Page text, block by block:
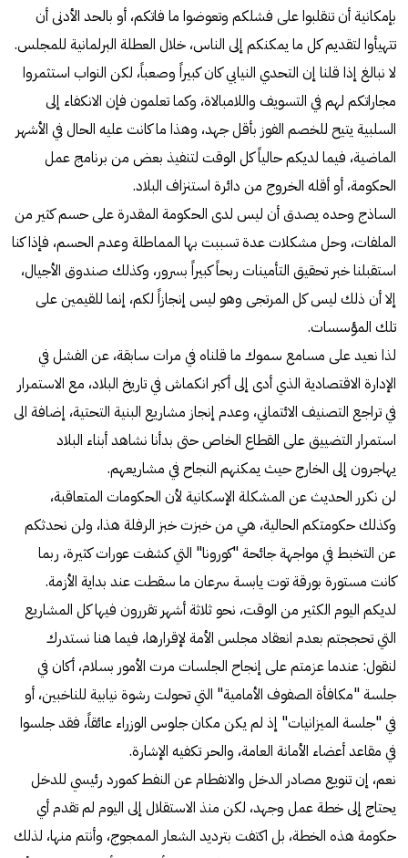
بإمكانية أن تنقلبوا على فشلكم وتعوضوا ما فاتكم، أو بالحد الأدنى أن
تتهيأوا لتقديم كل ما يمكنكم إلى الناس، خلال العطلة البرلمانية للمجلس.
لا نبالغ إذا قلنا إن التحدي النيابي كان كبيراً وصعباً، لكن النواب استثمروا
مجاراتكم لهم في التسويف واللامبالاة، وكما تعلمون فإن الانكفاء إلى
السلبية يتيح للخصم الفوز بأقل جهد، وهذا ما كانت عليه الحال في الأشهر
الماضية، فيما لديكم حالياً كل الوقت لتنفيذ بعض من برنامج عمل
الحكومة، أو أقله الخروج من دائرة استنزاف البلاد.
الساذج وحده يصدق أن ليس لدى الحكومة المقدرة على حسم كثير من
الملفات، وحل مشكلات عدة تسببت بها المماطلة وعدم الحسم، فإذا كنا
استقبلنا خبر تحقيق التأمينات ربحاً كبيراً بسرور، وكذلك صندوق الأجيال،
إلا أن ذلك ليس كل المرتجى وهو ليس إنجازاً لكم، إنما للقيمين على
تلك المؤسسات.
لذا نعيد على مسامع سموك ما قلناه في مرات سابقة، عن الفشل في
الإدارة الاقتصادية الذي أدى إلى أكبر انكماش في تاريخ البلاد، مع الاستمرار
في تراجع التصنيف الائتماني، وعدم إنجاز مشاريع البنية التحتية، إضافة الى
استمرار التضييق على القطاع الخاص حتى بدأنا نشاهد أبناء البلاد
يهاجرون إلى الخارج حيث يمكنهم النجاح في مشاريعهم.
لن نكرر الحديث عن المشكلة الإسكانية لأن الحكومات المتعاقبة،
وكذلك حكومتكم الحالية، هي من خبزت خبز الرفلة هذا، ولن نحدثكم
عن التخبط في مواجهة جائحة "كورونا" التي كشفت عورات كثيرة، ربما
كانت مستورة بورقة توت يابسة سرعان ما سقطت عند بداية الأزمة.
لديكم اليوم الكثير من الوقت، نحو ثلاثة أشهر تقررون فيها كل المشاريع
التي تحججتم بعدم انعقاد مجلس الأمة لإقرارها، فيما هنا نستدرك
لنقول: عندما عزمتم على إنجاح الجلسات مرت الأمور بسلام، أكان في
جلسة "مكافأة الصفوف الأمامية" التي تحولت رشوة نيابية للناخبين، أو
في "جلسة الميزانيات" إذ لم يكن مكان جلوس الوزراء عائقاً، فقد جلسوا
في مقاعد أعضاء الأمانة العامة، والحر تكفيه الإشارة.
نعم، إن تنويع مصادر الدخل والانفطام عن النفط كمورد رئيسي للدخل
يحتاج إلى خطة عمل وجهد، لكن منذ الاستقلال إلى اليوم لم تقدم أي
حكومة هذه الخطة، بل اكتفت بترديد الشعار الممجوج، وأنتم منها، لذلك